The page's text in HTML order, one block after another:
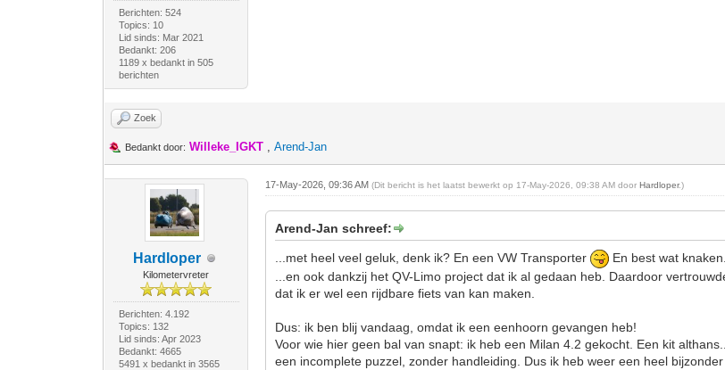
Berichten: 524
Topics: 10
Lid sinds: Mar 2021
Bedankt: 206
1189 x bedankt in 505
berichten
Zoek
Bedankt door: Willeke_IGKT ,Arend-Jan
Hardloper
Kilometervreter
Berichten: 4.192
Topics: 132
Lid sinds: Apr 2023
Bedankt: 4665
5491 x bedankt in 3565
17-May-2026, 09:36 AM(Dit bericht is het laatst bewerkt op 17-May-2026, 09:38 AM doorHardloper.)
Arend-Jan schreef:
...met heel veel geluk, denk ik? En een VW Transporter
En best wat
...en ook dankzij het QV-Limo project dat ik al gedaan heb. Daardoor
dat ik er wel een rijdbare fiets van kan maken.
Dus: ik ben blij vandaag, omdat ik een eenhoorn gevangen heb!
Voor wie hier geen bal van snapt: ik heb een Milan 4.2 gekocht. Een kit
een incomplete puzzel, zonder handleiding. Dus ik heb weer een heel